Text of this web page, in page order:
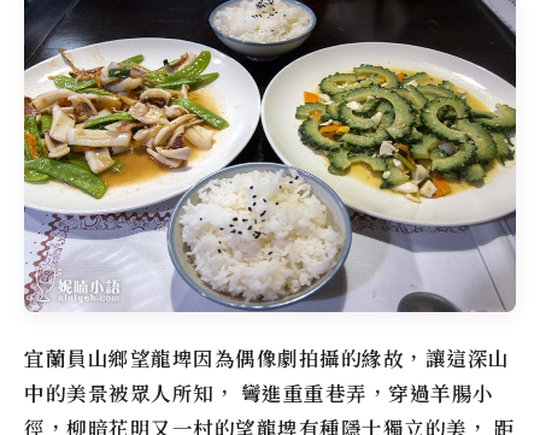
宜蘭員山鄉望龍埤因為偶像劇拍攝的緣故，讓這深山
中的美景被眾人所知， 彎進重重巷弄，穿過羊腸小
徑，柳暗花明又一村的望龍埤有種隱士獨立的美， 距